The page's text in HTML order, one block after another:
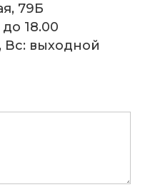
79Б
18.00
Вс: выходной